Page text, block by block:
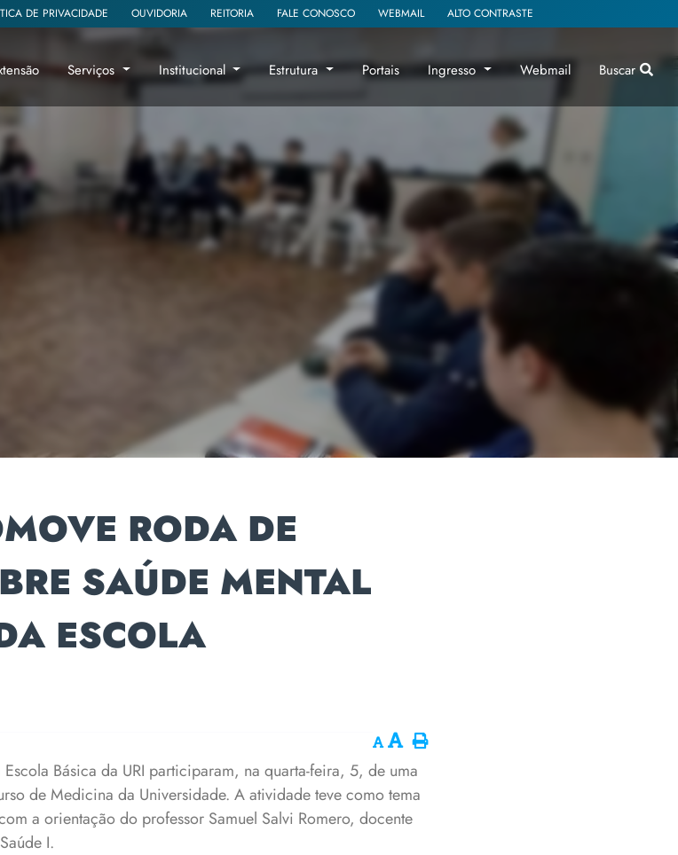
Serviços Institucional Estrutura Portais Ingresso Webmail Buscar
DE PRIVACIDADE OUVIDORIA REITORIA FALE CONOSCO WEBMAIL ALTO CONTRASTE
RODA DE
SAÚDE MENTAL
ESCOLA
Básica da URI participaram, na quarta-feira, 5, de uma
de Medicina da Universidade. A atividade teve como tema
a orientação do professor Samuel Salvi Romero, docente
I.